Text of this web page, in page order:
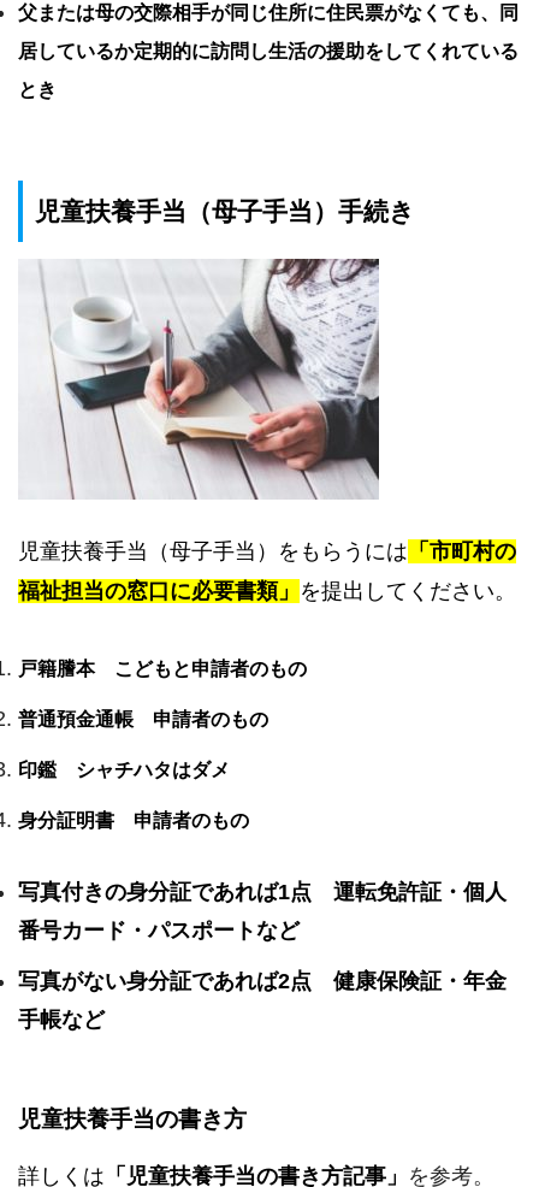
父または母の交際相手が同じ住所に住民票がなくても、同
居しているか定期的に訪問し生活の援助をしてくれている
とき
児童扶養手当（母子手当）手続き
児童扶養手当（母子手当）をもらうには 「市町村の
福祉担当の窓口に必要書類」 を提出してください。
戸籍謄本 こどもと申請者のもの
普通預金通帳 申請者のもの
印鑑 シャチハタはダメ
身分証明書 申請者のもの
写真付きの身分証であれば1点 運転免許証・個人
番号カード・パスポートなど
写真がない身分証であれば2点 健康保険証・年金
手帳など
児童扶養手当の書き方
詳しくは 「児童扶養手当の書き方記事」 を参考。